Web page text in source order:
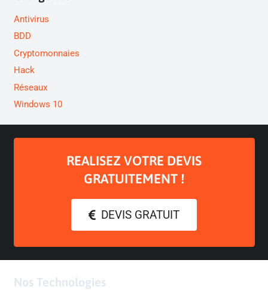
Antivirus
BDD
Cryptomonnaies
Hack
Réseaux
Windows 10
REALISEZ VOTRE DEVIS
GRATUITEMENT !
DEVIS GRATUIT
Nos Technologies